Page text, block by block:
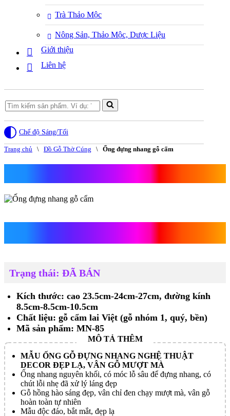
Trà Thảo Mộc
Nông Sản, Thảo Mộc, Dược Liệu
Giới thiệu
Liên hệ
Search
for...
Chế độ Sáng/Tối
Trang chủ \ Đồ Gỗ Thờ Cúng \ Ống đựng nhang gỗ cẩm
Trạng thái: ĐÃ BÁN
Kích thước: cao 23.5cm-24cm-27cm, đường kính
8.5cm-8.5cm-10.5cm
Chất liệu: gỗ cẩm lai Việt (gỗ nhóm 1, quý, bền)
Mã sản phẩm: MN-85
MẪU ỐNG GỖ ĐỰNG NHANG NGHỆ THUẬT
DECOR ĐẸP LẠ, VÂN GỖ MƯỢT MÀ
Ống nhang nguyên khối, có móc lỗ sâu để đựng nhang, có
chút lỗi nhẹ đã xử lý láng đẹp
Gỗ hồng hào sáng đẹp, vân chỉ đen chạy mượt mà, vân gỗ
hoàn toàn tự nhiên
Mẫu độc đáo, bắt mắt, đẹp lạ